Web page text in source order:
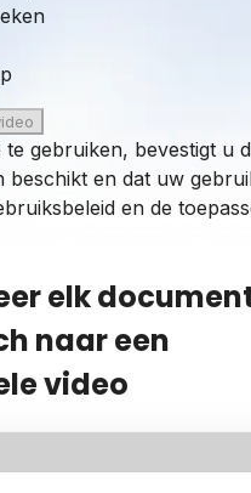
gebruiken, bevestigt u
beschikt en dat uw
en de
elk
naar een
video